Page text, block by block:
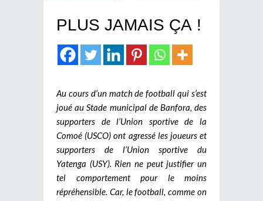
PLUS JAMAIS ÇA !
Au cours d’un match de football qui s’est
joué au Stade municipal de Banfora, des
supporters de l’Union sportive de la
Comoé (USCO) ont agressé les joueurs et
supporters de l’Union sportive du
Yatenga (USY). Rien ne peut justifier un
tel comportement pour le moins
répréhensible. Car, le football, comme on